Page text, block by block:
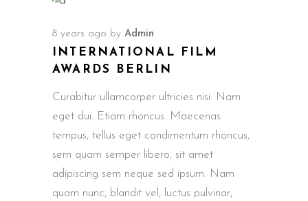
8 years ago by Admin
INTERNATIONAL FILM
AWARDS BERLIN
Curabitur ullamcorper ultricies nisi. Nam
eget dui. Etiam rhoncus. Maecenas
tempus, tellus eget condimentum rhoncus,
sem quam semper libero, sit amet
adipiscing sem neque sed ipsum. Nam
quam nunc, blandit vel, luctus pulvinar,